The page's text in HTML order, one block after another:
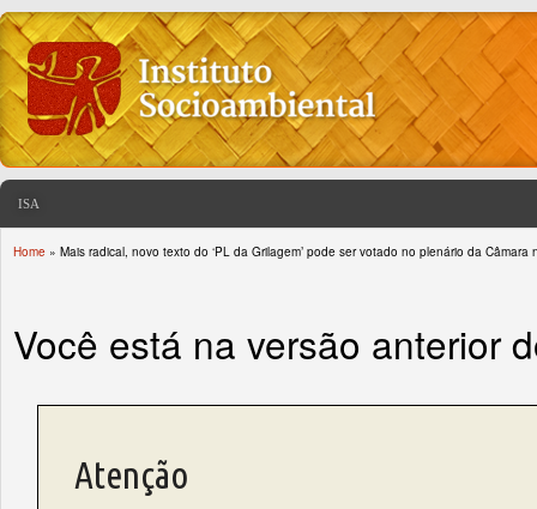
ISA
Home » Mais radical, novo texto do ‘PL da Grilagem’ pode ser votado no plenário da Câmara
Você está na versão anterior
Atenção